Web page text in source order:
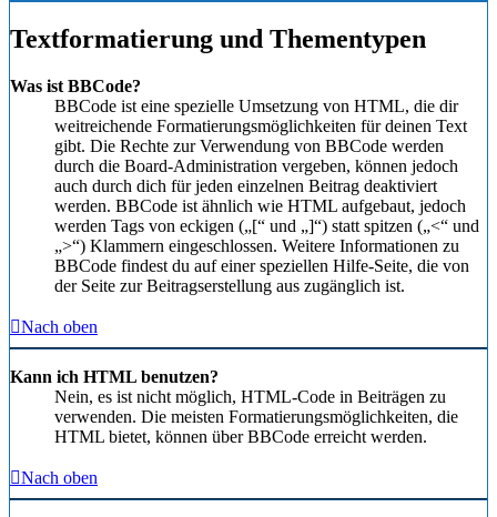
Textformatierung und Thementypen
Was ist BBCode?
BBCode ist eine spezielle Umsetzung von HTML, die dir
weitreichende Formatierungsmöglichkeiten für deinen Text
gibt. Die Rechte zur Verwendung von BBCode werden
durch die Board-Administration vergeben, können jedoch
auch durch dich für jeden einzelnen Beitrag deaktiviert
werden. BBCode ist ähnlich wie HTML aufgebaut, jedoch
werden Tags von eckigen („[“ und „]“) statt spitzen („<“ und
„>“) Klammern eingeschlossen. Weitere Informationen zu
BBCode findest du auf einer speziellen Hilfe-Seite, die von
der Seite zur Beitragserstellung aus zugänglich ist.
Nach oben
Kann ich HTML benutzen?
Nein, es ist nicht möglich, HTML-Code in Beiträgen zu
verwenden. Die meisten Formatierungsmöglichkeiten, die
HTML bietet, können über BBCode erreicht werden.
Nach oben